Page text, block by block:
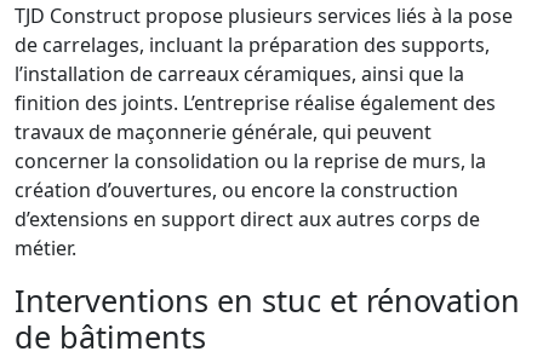
TJD Construct propose plusieurs services liés à la pose
de carrelages, incluant la préparation des supports,
l’installation de carreaux céramiques, ainsi que la
finition des joints. L’entreprise réalise également des
travaux de maçonnerie générale, qui peuvent
concerner la consolidation ou la reprise de murs, la
création d’ouvertures, ou encore la construction
d’extensions en support direct aux autres corps de
métier.
Interventions en stuc et rénovation
de bâtiments